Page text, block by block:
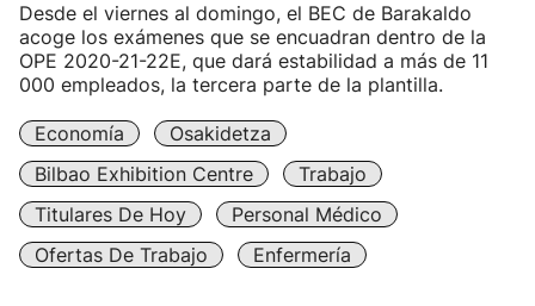
Desde el viernes al domingo, el BEC de Barakaldo
acoge los exámenes que se encuadran dentro de la
OPE 2020-21-22E, que dará estabilidad a más de 11
000 empleados, la tercera parte de la plantilla.
Economía
Osakidetza
Bilbao Exhibition Centre
Trabajo
Titulares De Hoy
Personal Médico
Ofertas De Trabajo
Enfermería